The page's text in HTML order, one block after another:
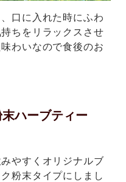
口に入れた時にふわ
ちをリラックスさせ
わいなので食後のお
ハーブティー
やすくオリジナルブ
粉末タイプにしまし